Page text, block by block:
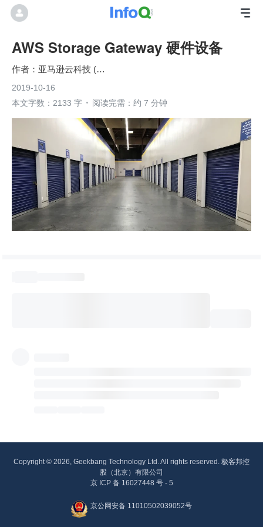
AWS Storage Gateway 硬件设备
亚马逊云科技 (Amazon Web Services）
2019-10-16
本文字数：2133 字
阅读完需：约 7 分钟
Copyright © 2026, Geekbang Technology Ltd. All rights reserved. 极客邦控
股（北京）有限公司
京 ICP 备 16027448 号 - 5
京公网安备 11010502039052号